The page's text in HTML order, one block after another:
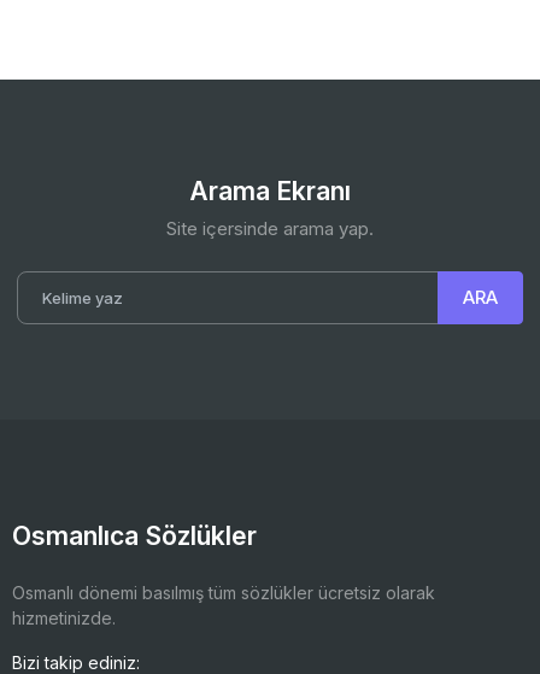
Arama Ekranı
Site içersinde arama yap.
Osmanlıca Sözlükler
Osmanlı dönemi basılmış tüm sözlükler ücretsiz olarak
hizmetinizde.
Bizi takip ediniz: